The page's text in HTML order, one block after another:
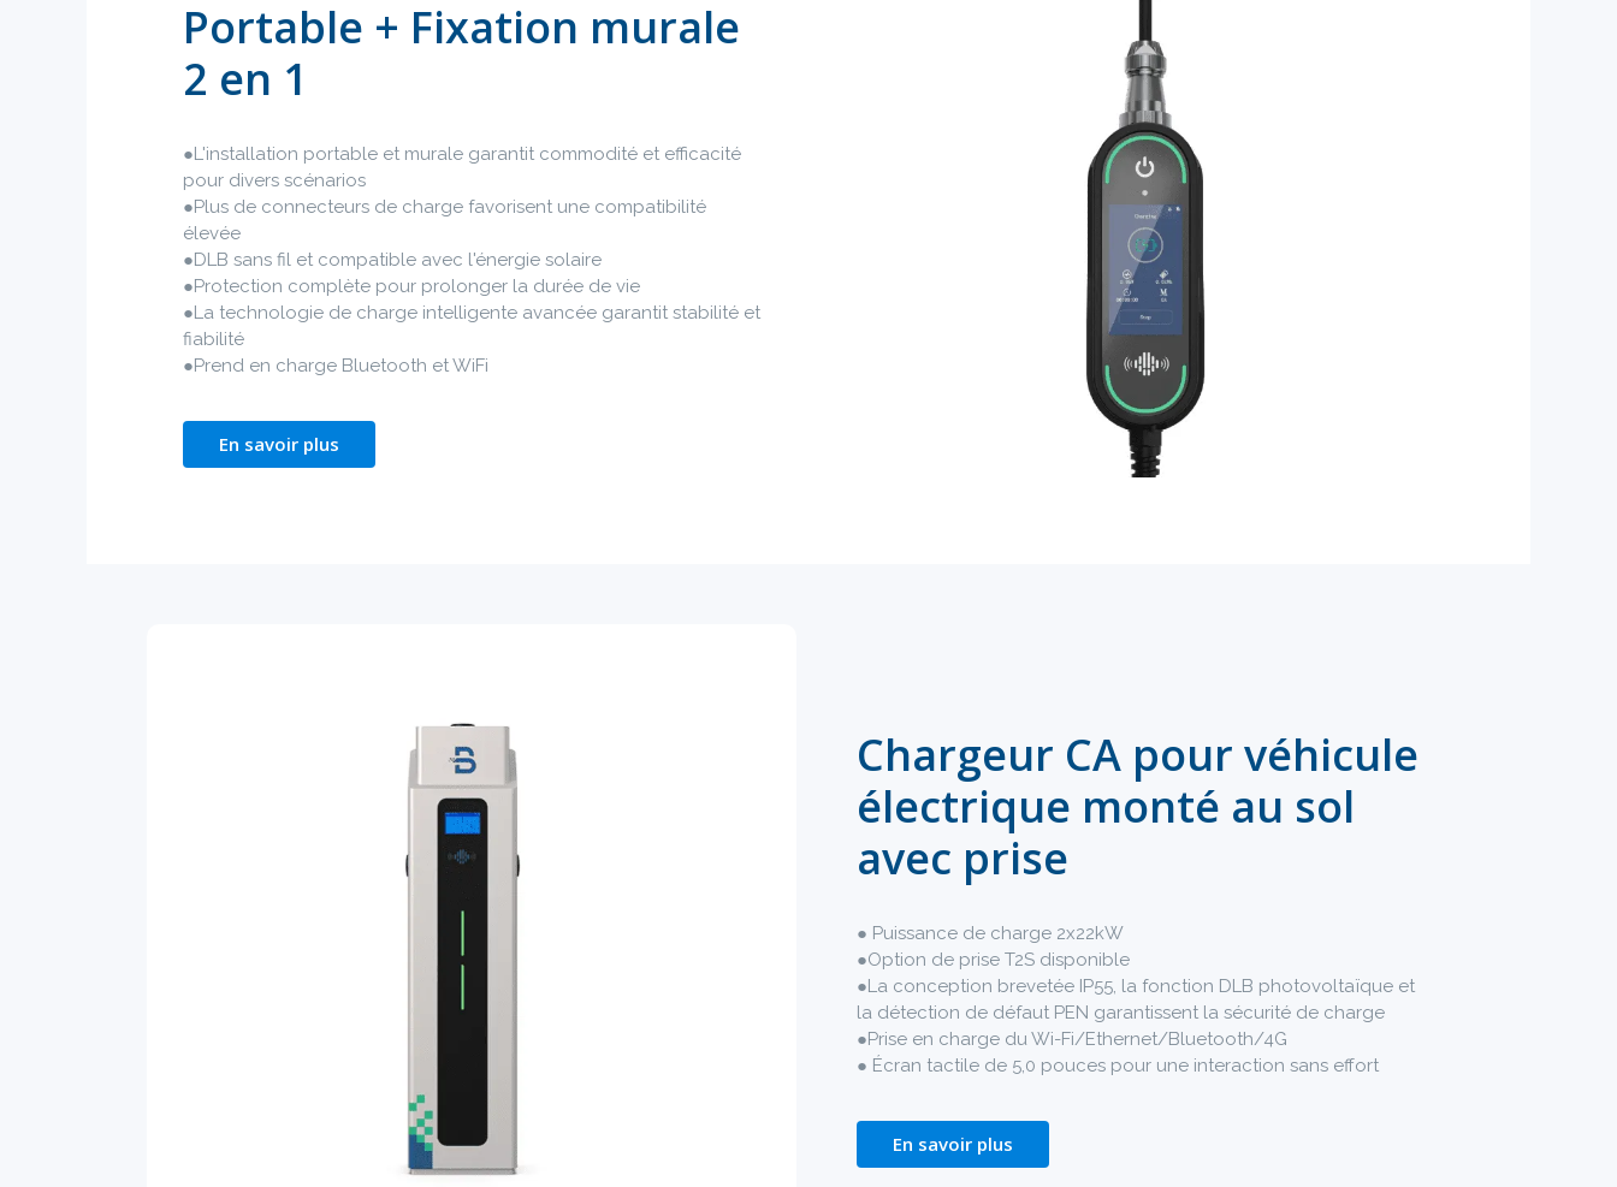
Portable + Fixation murale
2 en 1
●L'installation portable et murale garantit commodité et efficacité
pour divers scénarios
●Plus de connecteurs de charge favorisent une compatibilité
élevée
●DLB sans fil et compatible avec l'énergie solaire
●Protection complète pour prolonger la durée de vie
●La technologie de charge intelligente avancée garantit stabilité et
fiabilité
●Prend en charge Bluetooth et WiFi
En savoir plus
Chargeur CA pour véhicule
électrique monté au sol
avec prise
● Puissance de charge 2x22kW
●Option de prise T2S disponible
●La conception brevetée IP55, la fonction DLB photovoltaïque et
la détection de défaut PEN garantissent la sécurité de charge
●Prise en charge du Wi-Fi/Ethernet/Bluetooth/4G
● Écran tactile de 5,0 pouces pour une interaction sans effort
En savoir plus